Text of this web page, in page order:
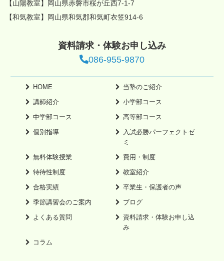
【山陽教室】岡山県赤磐市桜が丘西7-1-7
【和気教室】岡山県和気郡和気町衣笠914-6
資料請求・体験お申し込み
086-955-9870
HOME
当塾のご紹介
講師紹介
小学部コース
中学部コース
高等部コース
個別指導
入試必勝パーフェクトゼ
ミ
無料体験授業
費用・制度
特待性制度
教室紹介
合格実績
卒業生・保護者の声
季節講習会のご案内
ブログ
よくある質問
資料請求・体験お申し込
み
コラム